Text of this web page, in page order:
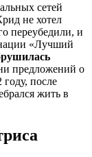
сетей
не хотел
переубедили, и
«Лучший
предложений о
после
жить в